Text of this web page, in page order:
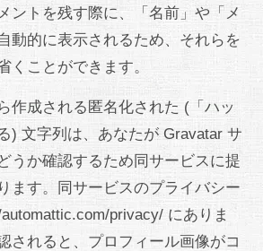
ントを残す際に、「名前」や「メ
動的に表示されるため、それらを
くことができます。
作成される匿名化された (「ハッ
) 文字列は、あなたが Gravatar サ
うか確認するため同サービスに提
ます。同サービスのプライバシー
privacy/ にありま
されると、プロフィール画像がコ